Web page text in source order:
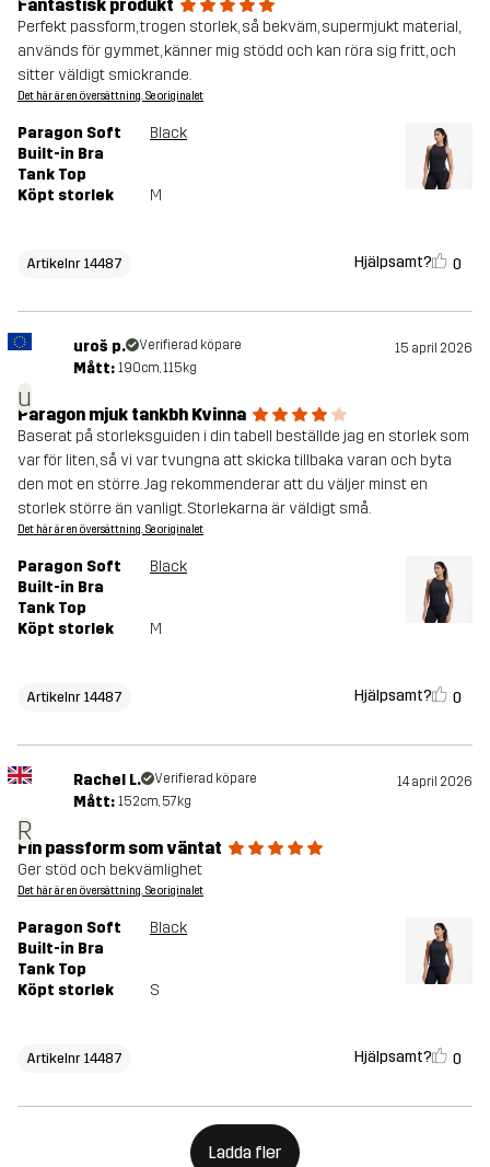
Fantastisk produkt
Perfekt passform, trogen storlek, så bekväm, supermjukt material,
används för gymmet, känner mig stödd och kan röra sig fritt, och
sitter väldigt smickrande.
Det här är en översättning. Se originalet
Paragon Soft
Built-in Bra
Tank Top
Black
Köpt storlek M
Artikelnr 14487 Hjälpsamt? 0
u
uroš p. Verifierad köpare 15 april 2026
Mått: 190cm, 115kg
Paragon mjuk tankbh Kvinna
Baserat på storleksguiden i din tabell beställde jag en storlek som
var för liten, så vi var tvungna att skicka tillbaka varan och byta
den mot en större. Jag rekommenderar att du väljer minst en
storlek större än vanligt. Storlekarna är väldigt små.
Det här är en översättning. Se originalet
Paragon Soft
Built-in Bra
Tank Top
Black
Köpt storlek M
Artikelnr 14487 Hjälpsamt? 0
R
Rachel L. Verifierad köpare 14 april 2026
Mått: 152cm, 57kg
Fin passform som väntat
Ger stöd och bekvämlighet
Det här är en översättning. Se originalet
Paragon Soft
Built-in Bra
Tank Top
Black
Köpt storlek S
Artikelnr 14487 Hjälpsamt? 0
Ladda fler